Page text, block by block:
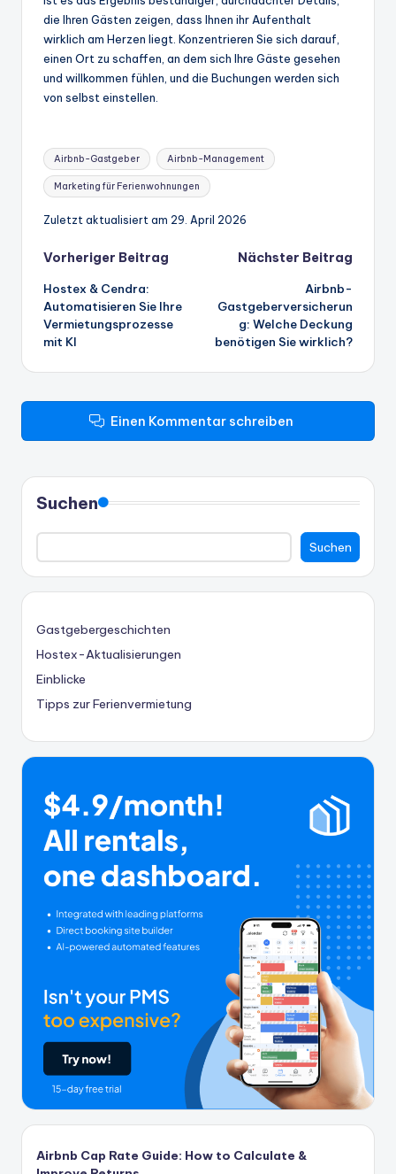
die Ihren Gästen zeigen, dass Ihnen ihr Aufenthalt
wirklich am Herzen liegt. Konzentrieren Sie sich darauf,
einen Ort zu schaffen, an dem sich Ihre Gäste gesehen
und willkommen fühlen, und die Buchungen werden sich
von selbst einstellen.
Stichworte:
Airbnb-Gastgeber Airbnb-Management
Marketing für Ferienwohnungen
Zuletzt aktualisiert am 29. April 2026
Beitrags-
Navigation
Vorheriger Beitrag
Hostex & Cendra:
Automatisieren Sie Ihre
Vermietungsprozesse
mit KI
Nächster Beitrag
Airbnb-
Gastgeberversicherun
g: Welche Deckung
benötigen Sie wirklich?
Einen Kommentar schreiben
Suchen
Suchen
Gastgebergeschichten
Hostex-Aktualisierungen
Einblicke
Tipps zur Ferienvermietung
Airbnb Cap Rate Guide: How to Calculate &